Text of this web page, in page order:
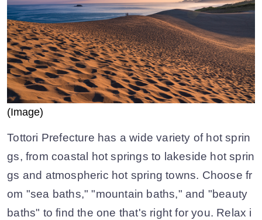
(Image)
Tottori Prefecture has a wide variety of hot sprin
gs, from coastal hot springs to lakeside hot sprin
gs and atmospheric hot spring towns. Choose fr
om "sea baths," "mountain baths," and "beauty
baths" to find the one that's right for you. Relax i